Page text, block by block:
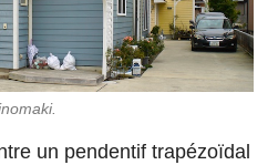
un pendentif trapézoïdal